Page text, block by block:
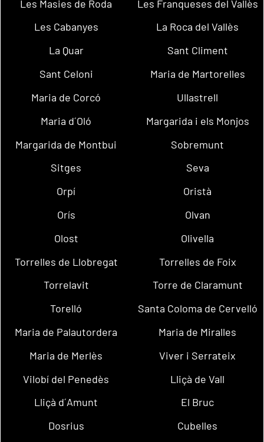
Les Masies de Roda
Les Franqueses del Vallès
Les Cabanyes
La Roca del Vallès
La Quar
Sant Climent
Sant Celoni
Maria de Martorelles
Maria de Corcó
Ullastrell
Maria d´Oló
Margarida i els Monjos
Margarida de Montbui
Sobremunt
Sitges
Seva
Orpí
Oristà
Orís
Olvan
Olost
Olivella
Torrelles de Llobregat
Torrelles de Foix
Torrelavit
Torre de Claramunt
Torelló
Santa Coloma de Cervelló
Maria de Palautordera
Maria de Miralles
Maria de Merlès
Viver i Serrateix
Vilobí del Penedès
Lliçà de Vall
Lliçà d´Amunt
El Bruc
Dosrius
Cubelles